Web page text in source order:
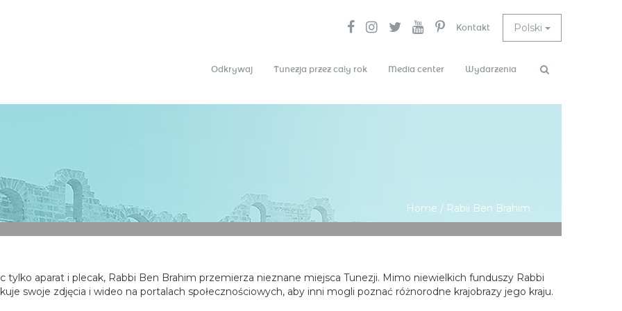
Polski
Kontakt
Odkrywaj Tunezja przez cały rok Media center Wydarzenia
Search
Home / Rabii Ben Brahim
tylko aparat i plecak, Rabbi Ben Brahim przemierza nieznane miejsca Tunezji. Mimo niewielkich funduszy Rabbi
swoje zdjęcia i wideo na portalach społecznościowych, aby inni mogli poznać różnorodne krajobrazy jego kraju.